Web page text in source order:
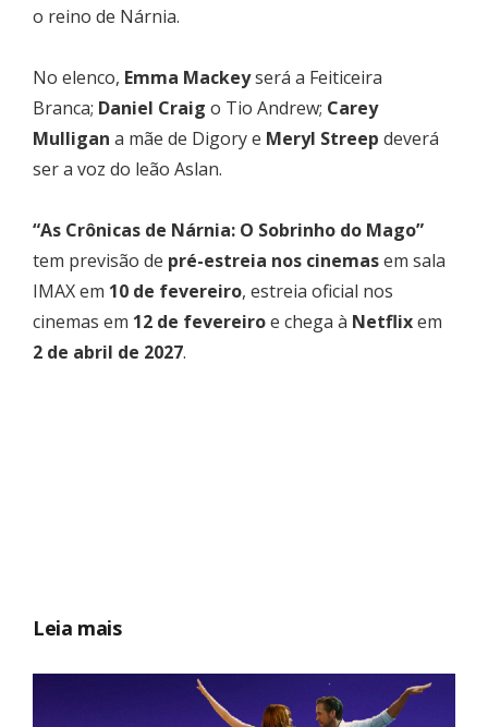
o reino de Nárnia.
No elenco, Emma Mackeyserá a Feiticeira
Branca; Daniel Craig o Tio Andrew; Carey
Mulligan a mãe de Digory e Meryl Streep deverá
ser a voz do leão Aslan.
“As Crônicas de Nárnia: O Sobrinho do Mago”
tem previsão de pré-estreia nos cinemasem sala
IMAX em 10 de fevereiro, estreia oficial nos
cinemas em 12 de fevereiroe chega à Netflixem
2 de abril de 2027.
Leia mais